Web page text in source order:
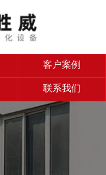
客户案例
联系我们